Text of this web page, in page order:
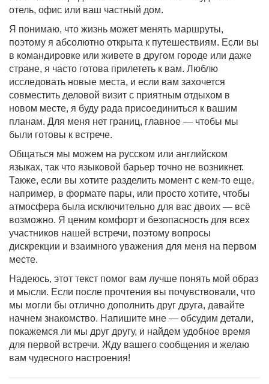
отель, офис или ваш частный дом.
Я понимаю, что жизнь может менять маршруты,
поэтому я абсолютно открыта к путешествиям. Если вы
в командировке или живете в другом городе или даже
стране, я часто готова прилететь к вам. Люблю
исследовать новые места, и если вам захочется
совместить деловой визит с приятным отдыхом в
новом месте, я буду рада присоединиться к вашим
планам. Для меня нет границ, главное — чтобы мы
были готовы к встрече.
Общаться мы можем на русском или английском
языках, так что языковой барьер точно не возникнет.
Также, если вы хотите разделить момент с кем-то еще,
например, в формате пары, или просто хотите, чтобы
атмосфера была исключительно для вас двоих — всё
возможно. Я ценим комфорт и безопасность для всех
участников нашей встречи, поэтому вопросы
дискрекции и взаимного уважения для меня на первом
месте.
Надеюсь, этот текст помог вам лучше понять мой образ
и мысли. Если после прочтения вы почувствовали, что
мы могли бы отлично дополнить друг друга, давайте
начнем знакомство. Напишите мне — обсудим детали,
покажемся ли мы друг другу, и найдем удобное время
для первой встречи. Жду вашего сообщения и желаю
вам чудесного настроения!